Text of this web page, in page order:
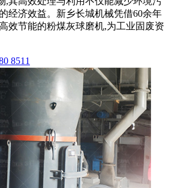
经济效益。新乡长城机械凭借60余年
效节能的粉煤灰球磨机,为工业固废资
8511